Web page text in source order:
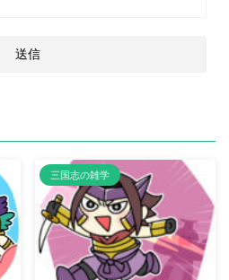
三国志の雑学